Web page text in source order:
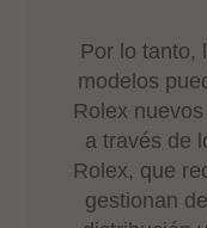
Por lo tanto,
modelos
Rolex
a través de
Rolex, que
gestionan